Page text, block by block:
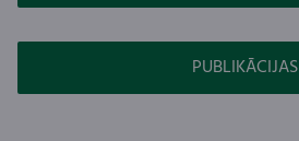
PUBLIKĀCIJAS